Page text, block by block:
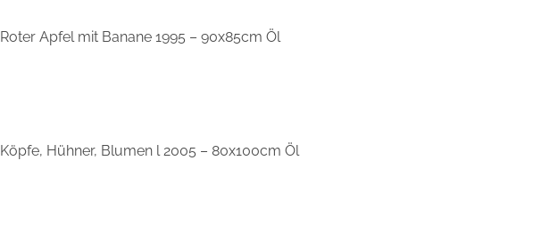
Roter Apfel mit Banane 1995 – 90x85cm Öl
Köpfe, Hühner, Blumen l 2005 – 80x100cm Öl